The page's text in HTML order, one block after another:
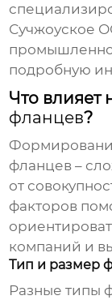
Сучжоуское
подробную
Что влияет
фланцев?
фланцев –
от
факторов
компаний и
Тип и размер
Разные типы